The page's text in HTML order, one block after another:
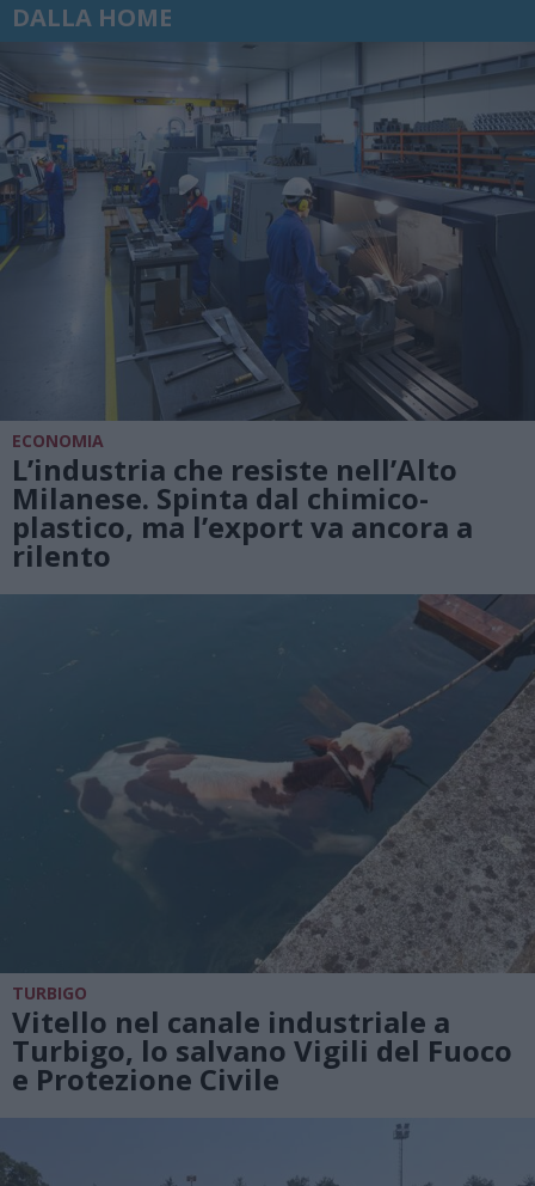
DALLA HOME
ECONOMIA
L’industria che resiste nell’Alto
Milanese. Spinta dal chimico-
plastico, ma l’export va ancora a
rilento
TURBIGO
Vitello nel canale industriale a
Turbigo, lo salvano Vigili del Fuoco
e Protezione Civile